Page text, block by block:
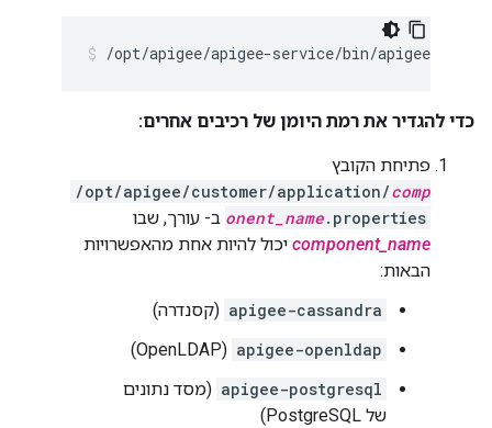
/opt/apigee/apigee-service/bin/apigee-
כדי להגדיר את רמת היומן של רכיבים אחרים:
פתיחת הקובץ
/opt/apigee/customer/application/comp
onent_name.properties
ב- עורך, שבו
component_name יכול להיות אחת מהאפשרויות
הבאות:
apigee-cassandra (קסנדרה)
apigee-openldap
(OpenLDAP)
apigee-postgresql (מסד נתונים
של PostgreSQL)